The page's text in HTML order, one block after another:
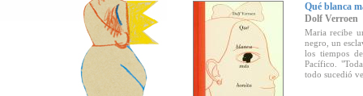
Qué blanca
Dolf Verroen
Maria recibe
negro, un
los tiempos
Pacífico.
todo sucedió